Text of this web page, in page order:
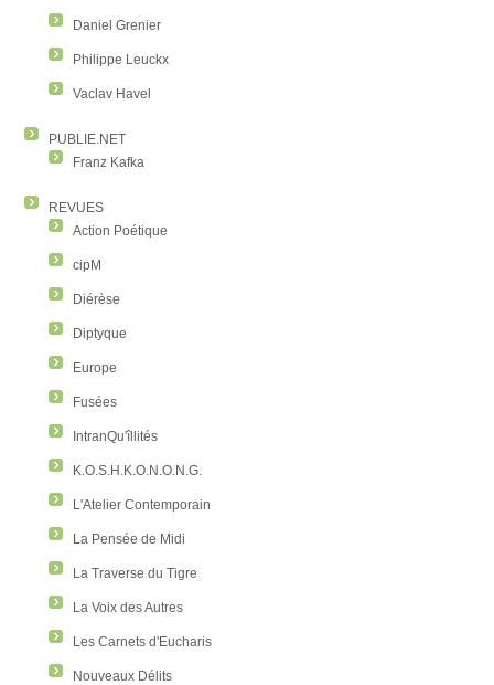
Daniel Grenier
Philippe Leuckx
Vaclav Havel
PUBLIE.NET
Franz Kafka
REVUES
Action Poétique
cipM
Diérèse
Diptyque
Europe
Fusées
IntranQu'îllités
K.O.S.H.K.O.N.O.N.G.
L'Atelier Contemporain
La Pensée de Midi
La Traverse du Tigre
La Voix des Autres
Les Carnets d'Eucharis
Nouveaux Délits